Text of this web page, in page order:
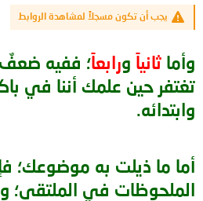
يجب أن تكون مسجلاً لمشاهدة الروابط
وأما ثانياً ورابعاً؛ ففيه ضعفٌ
تغتفر حين علمك أننا في
وابتدائه.
أما ما ذيلت به موضوعك؛
الملحوظات في الملتقى؛